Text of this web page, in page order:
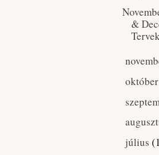
&
►
►
►
július